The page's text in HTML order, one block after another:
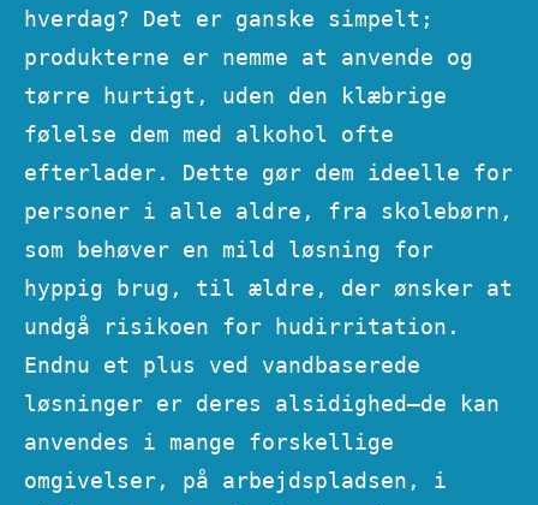
hverdag? Det er ganske simpelt;
produkterne er nemme at anvende og
tørre hurtigt, uden den klæbrige
følelse dem med alkohol ofte
efterlader. Dette gør dem ideelle for
personer i alle aldre, fra skolebørn,
som behøver en mild løsning for
hyppig brug, til ældre, der ønsker at
undgå risikoen for hudirritation.
Endnu et plus ved vandbaserede
løsninger er deres alsidighed—de kan
anvendes i mange forskellige
omgivelser, på arbejdspladsen, i